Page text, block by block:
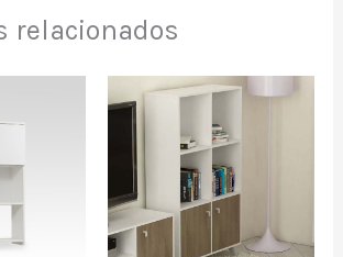
relacionados